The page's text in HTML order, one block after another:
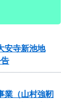
安寺新池地
業（山村強靭